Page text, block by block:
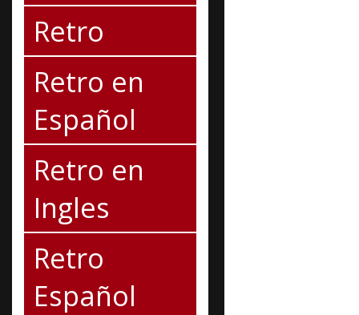
Retro
Retro en
Español
Retro en
Ingles
Retro
Español